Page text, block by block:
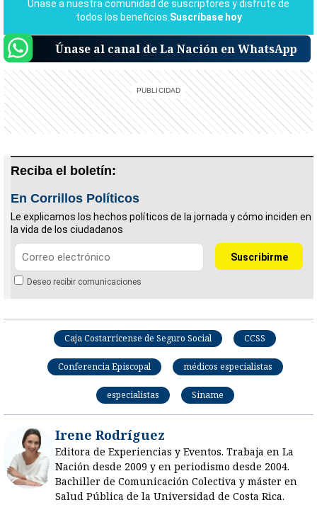
Únase al canal de La Nación en WhatsApp
Reciba el boletín:
En Corrillos Políticos
Le explicamos los hechos políticos de la jornada y cómo inciden en
la vida de los ciudadanos
Deseo recibir comunicaciones
Caja Costarricense de Seguro Social CCSS
Conferencia Episcopal médicos especialistas
especialistas Siname
Irene Rodríguez
Editora de Experiencias y Eventos. Trabaja en La
Nación desde 2009 y en periodismo desde 2004.
Bachiller de Comunicación Colectiva y máster en
Salud Pública de la Universidad de Costa Rica.